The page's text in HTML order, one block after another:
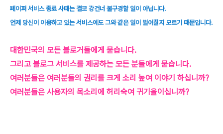
페이퍼 서비스 종료 사태는 결코 강건너 불구경할 일이 아닙니다.
언제 당신이 이용하고 있는 서비스에도 그와 같은 일이 벌어질지 모르기 때문입니다.
대한민국의 모든 블로거들에게 묻습니다.
그리고 블로그 서비스를 제공하는 모든 분들에게 묻습니다.
여러분들은 여러분들의 권리를 크게 소리 높여 이야기 하십니까?
여러분들은 사용자의 목소리에 허리숙여 귀기울이십니까?